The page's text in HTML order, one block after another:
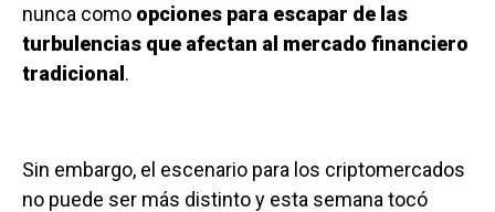
nunca como opciones para escapar de las
turbulencias que afectan al mercado financiero
tradicional.
Sin embargo, el escenario para los criptomercados
no puede ser más distinto y esta semana tocó